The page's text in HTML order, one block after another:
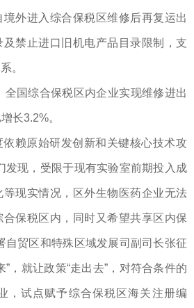
外进入综合保税区维修后再复运出
禁止进口旧机电产品目录限制，支
。
全国综合保税区内企业实现维修进出
长3.2%。
赖原始研发创新和关键核心技术攻
发现，受限于现有实验室前期投入成
现实情况，区外生物医药企业无法
保税区内，同时又希望共享区内保
自贸区和特殊区域发展司副司长张征
”，就让政策“走出去”，对符合条件的
，试点赋予综合保税区海关注册编